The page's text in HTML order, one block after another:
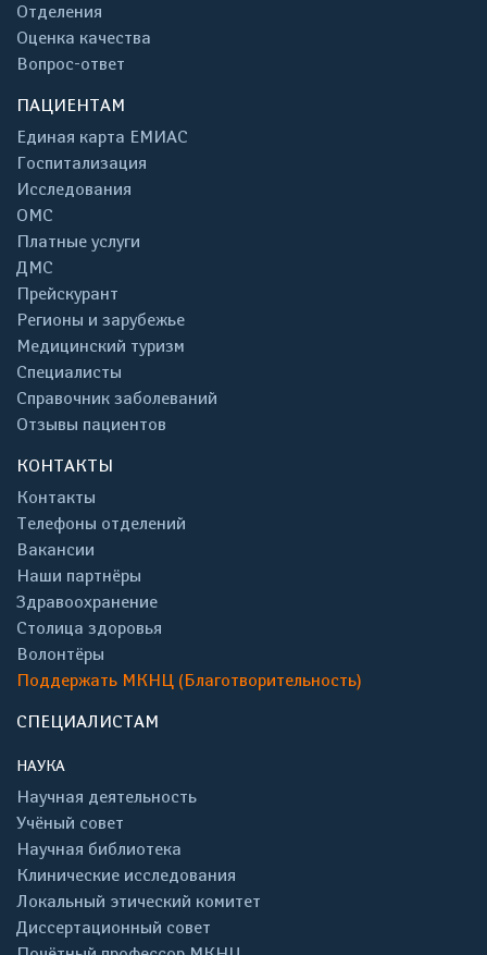
Отделения
Оценка качества
Вопрос-ответ
ПАЦИЕНТАМ
Единая карта ЕМИАС
Госпитализация
Исследования
ОМС
Платные услуги
ДМС
Прейскурант
Регионы и зарубежье
Медицинский туризм
Специалисты
Справочник заболеваний
Отзывы пациентов
КОНТАКТЫ
Контакты
Телефоны отделений
Вакансии
Наши партнёры
Здравоохранение
Столица здоровья
Волонтёры
Поддержать МКНЦ (Благотворительность)
СПЕЦИАЛИСТАМ
НАУКА
Научная деятельность
Учёный совет
Научная библиотека
Клинические исследования
Локальный этический комитет
Диссертационный совет